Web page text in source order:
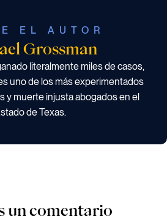
EL AUTOR
Grossman
literalmente miles de casos,
uno de los más experimentados
y muerte injusta abogados en el
de Texas.
un comentario